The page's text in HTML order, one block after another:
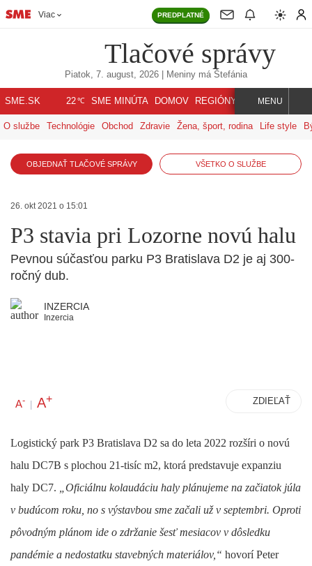
Viac PREDPLATNÉ
Tlačové správy
Piatok, 7. august, 2026 | Meniny má Štefánia
SME.SK 22℃ SME MINÚTA DOMOV REGIÓNY INDEX SVET
MENU
O službe Technológie Obchod Zdravie Žena, šport, rodina Life style
OBJEDNAŤ TLAČOVÉ SPRÁVY VŠETKO O SLUŽBE
26. okt 2021 o 15:01
P3 stavia pri Lozorne novú halu
Pevnou súčasťou parku P3 Bratislava D2 je aj 300-
ročný dub.
INZERCIA
Inzercia
A- | A+ ZDIEĽAŤ
Logistický park P3 Bratislava D2 sa do leta 2022 rozšíri o novú
halu DC7B s plochou 21-tisíc m2, ktorá predstavuje expanziu
haly DC7.
„Oficiálnu kolaudáciu haly plánujeme na začiatok júla
v budúcom roku, no s výstavbou sme začali už v septembri. Oproti
pôvodným plánom ide o zdržanie šesť mesiacov v dôsledku
pandémie a nedostatku stavebných materiálov,“ hovorí Peter